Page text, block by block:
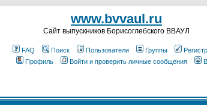
www.bvvaul.ru
Cайт выпускников Борисоглебского ВВАУЛ
FAQ Поиск Пользователи Группы
Профиль
Войти и проверить личные сообщения